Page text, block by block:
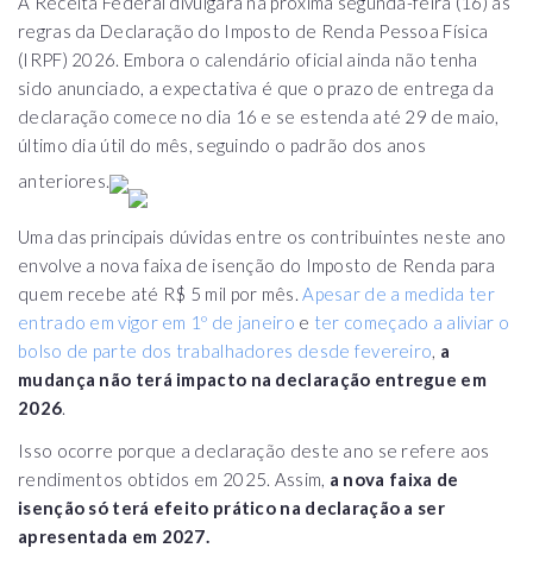
regras da Declaração do Imposto de Renda Pessoa Física
(IRPF) 2026. Embora o calendário oficial ainda não tenha
sido anunciado, a expectativa é que o prazo de entrega da
declaração comece no dia 16 e se estenda até 29 de maio,
último dia útil do mês, seguindo o padrão dos anos
anteriores.
Uma das principais dúvidas entre os contribuintes neste ano
envolve a nova faixa de isenção do Imposto de Renda para
quem recebe até R$ 5 mil por mês.Apesar de a medida ter
entrado em vigor em 1º de janeiro e ter começado a aliviar o
bolso de parte dos trabalhadores desde fevereiro, a
mudança não terá impacto na declaração entregue em
2026.
Isso ocorre porque a declaração deste ano se refere aos
rendimentos obtidos em 2025. Assim, a nova faixa de
isenção só terá efeito prático na declaração a ser
apresentada em 2027.